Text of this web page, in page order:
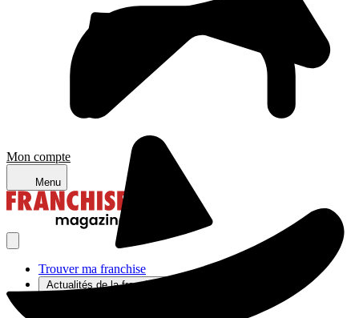
Mon compte
Menu
Trouver ma franchise
Actualités de la franchise